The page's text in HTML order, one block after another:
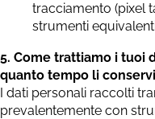
tracciamento (pixel
strumenti
5. Come trattiamo i tuoi
quanto tempo li
I dati personali raccolti
prevalentemente con